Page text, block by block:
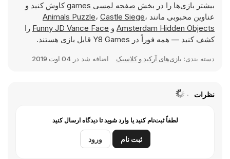
بیشتر بازی‌ها را در بخش صفحه لمسی games
کاوش کنید و
عناوین محبوبی مانند
Animals Puzzle، Castle Siege،
Amsterdam Hidden Objects و Funny JD Vance Face را
کشف کنید — همه فوراً در Y8 Games قابل بازی هستند.
دسته بندی: بازی‌های آرکید و کلاسیک اضافه شد در 04 اوت 2019
نظرات
لطفاً ثبت‌نام کنید یا وارد شوید تا دیدگاه ارسال کنید
ثبت نام ورود